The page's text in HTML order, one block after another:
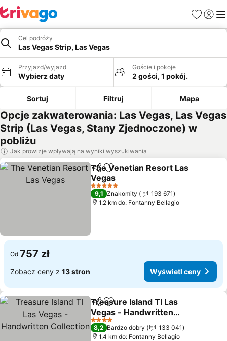
Ulubione
Cel podróży
Las Vegas Strip, Las Vegas
Przyjazd/wyjazd
Wybierz daty
Goście i pokoje
2 gości, 1 pokój.
Sortuj Filtruj Mapa
Opcje zakwaterowania: Las Vegas, Las Vegas
Strip (Las Vegas, Stany Zjednoczone) w
pobliżu
Jak prowizje wpływają na wyniki wyszukiwania
Udostępnij
Dodaj do ulubionych
The Venetian Resort Las
Vegas
Wyświetl ceny
5 Kategoria
9,1 Znakomity
193 671
1.2 km do: Fontanny Bellagio
Od 757 zł
Zobacz ceny z 13 stron Wyświetl ceny
Udostępnij
Dodaj do ulubionych
Treasure Island TI Las
Vegas - Handwritten
Collection
Wyświetl ceny
4 Kategoria
8,2 Bardzo dobry
133 041
1.4 km do: Fontanny Bellagio